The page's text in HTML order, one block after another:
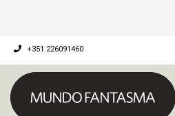
+351 226091460